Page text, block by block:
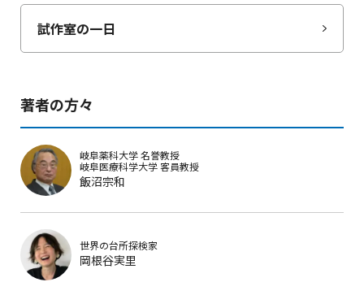
試作室の一日
著者の方々
岐阜薬科大学 名誉教授
岐阜医療科学大学 客員教授
飯沼宗和
世界の台所探検家
岡根谷実里